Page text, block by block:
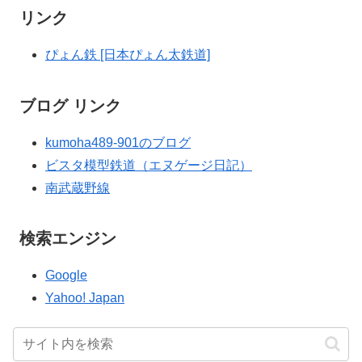
リンク
ぴょん鉄 [日本ぴょん太鉄道]
ブログ リンク
kumoha489-901のブログ
ビスタ模型鉄道（エヌゲージ日記）
南武蔵野線
検索エンジン
Google
Yahoo! Japan